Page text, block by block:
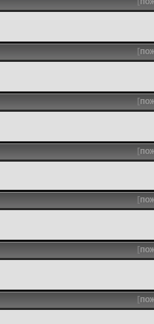
[
[
[
[
[
[